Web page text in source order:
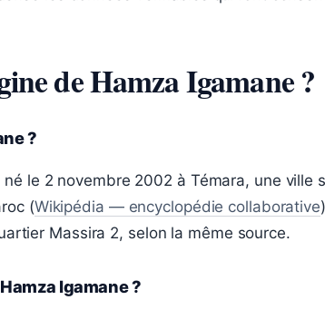
de Hamza Igamane ?
?
le 2 novembre 2002 à Témara, une ville
(Wikipédia — encyclopédie collaborative
Massira 2, selon la même source.
Igamane ?